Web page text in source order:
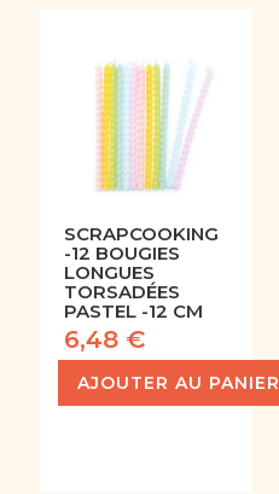
SCRAPCOOKING
-12 BOUGIES
LONGUES
TORSADÉES
PASTEL -12 CM
6,48 €
AJOUTER AU PANIER